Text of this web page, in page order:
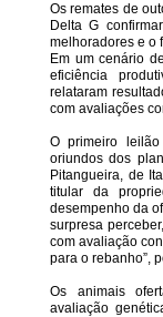
Os remates de
Delta G
melhoradores e o
Em um cenário
eficiência
relataram
com avaliações
O primeiro
oriundos dos
Pitangueira, de
titular da
desempenho da
surpresa
com avaliação
para o rebanho”,
Os animais
avaliação